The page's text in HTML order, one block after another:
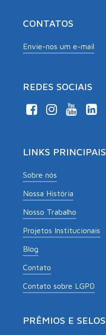
CONTATOS
Envie-nos um e-mail
REDES SOCIAIS
LINKS PRINCIPAIS
Sobre nós
Nossa História
Nosso Trabalho
Projetos Institucionais
Blog
Contato
Contato sobre LGPD
PRÊMIOS E SELOS